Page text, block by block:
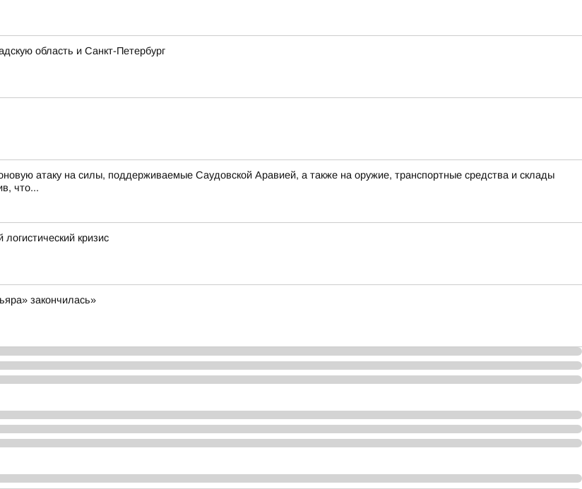
область и Санкт-Петербург
атаку на силы, поддерживаемые Саудовской Аравией, а также на оружие, транспортные средства и склады
что...
кризис
закончилась»